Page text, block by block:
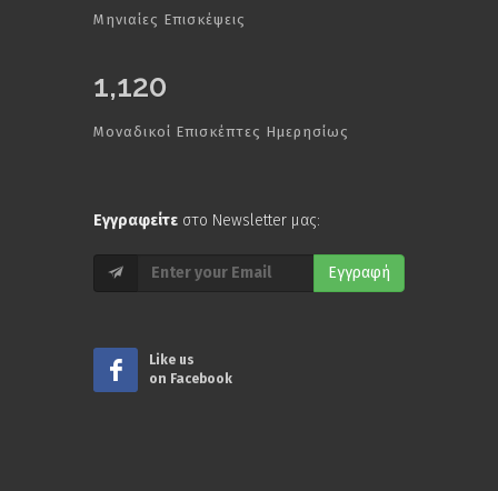
Μηνιαίες Επισκέψεις
1,120
Μοναδικοί Επισκέπτες Ημερησίως
Εγγραφείτε στο Newsletter μας:
Εγγραφή
Like us
on Facebook